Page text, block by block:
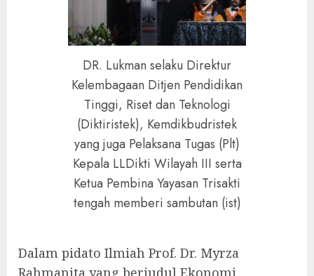
DR. Lukman selaku Direktur
Kelembagaan Ditjen Pendidikan
Tinggi, Riset dan Teknologi
(Diktiristek), Kemdikbudristek
yang juga Pelaksana Tugas (Plt)
Kepala LLDikti Wilayah III serta
Ketua Pembina Yayasan Trisakti
tengah memberi sambutan (ist)
Dalam pidato Ilmiah Prof. Dr. Myrza
Rahmanita yang berjudul Ekonomi